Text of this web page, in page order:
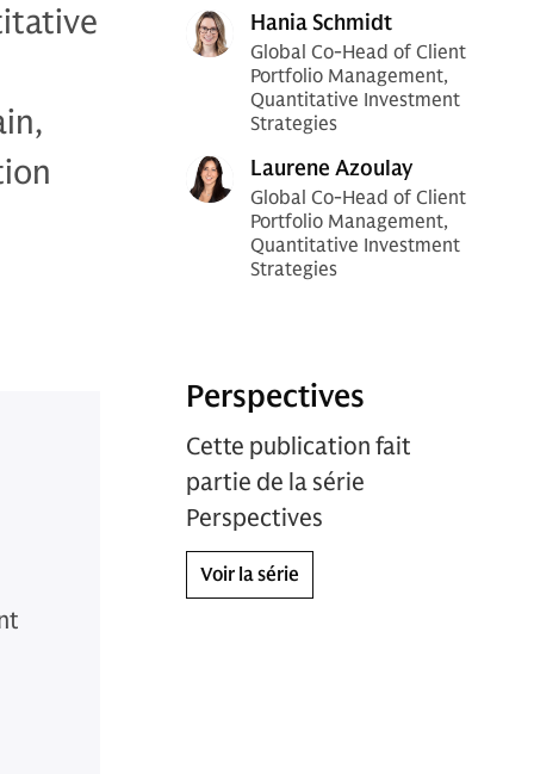
Hania Schmidt
Global Co-Head of Client
Portfolio Management,
Quantitative Investment
Strategies
Laurene Azoulay
Global Co-Head of Client
Portfolio Management,
Quantitative Investment
Strategies
Perspectives
Cette publication fait
partie de la série
Perspectives
Voir la série